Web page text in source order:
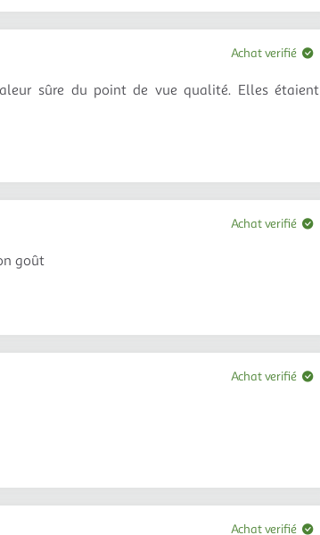
sûre du point de vue qualité. Elles étaient
Achat verifié
goût
Achat verifié
Achat verifié
Achat verifié